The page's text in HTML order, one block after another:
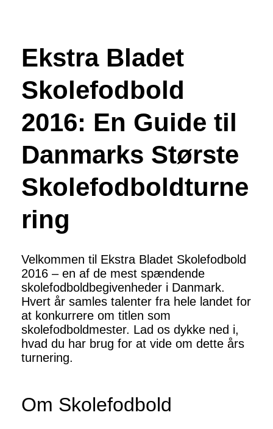
Ekstra Bladet
Skolefodbold
2016: En Guide til
Danmarks Største
Skolefodboldturne
ring
Velkommen til Ekstra Bladet Skolefodbold
2016 – en af de mest spændende
skolefodboldbegivenheder i Danmark.
Hvert år samles talenter fra hele landet for
at konkurrere om titlen som
skolefodboldmester. Lad os dykke ned i,
hvad du har brug for at vide om dette års
turnering.
Om Skolefodbold